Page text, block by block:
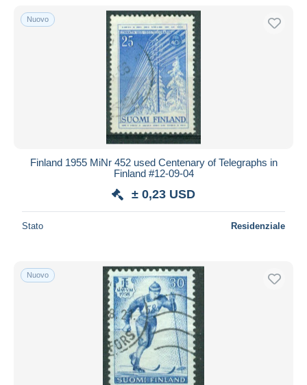
Europa
Altri & non classificati
Prezzo fisso
Asta con offerte
Aste senza offerte
Prezzo
Spedizione gratuita
Metodi di pagamento
PayPal
Bonifico bancario
Mastercard
Nuovo
Finland 1955 MiNr 452 used Centenary of Telegraphs in
Finland #12-09-04
± 0,23 USD
Stato Residenziale
Nuovo